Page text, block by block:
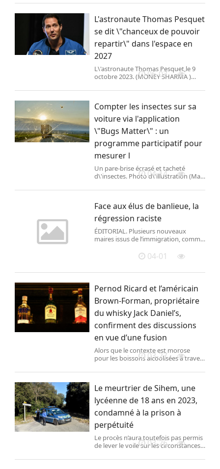
télécommandée,lors d\'un
Images Ukraine / Global Images
Ukraine /
L'astronaute Thomas Pesquet
se dit \"chanceux de pouvoir
repartir\" dans l'espace en
2027
L\'astronaute Thomas Pesquet,le 9
octobre 2023. (MONEY SHARMA )
dit,mercredi 3 juin sur
repartir\" dans l\'espace en 2027. La
mission
06-03
Compter les insectes sur sa
voiture via l'application
\"Bugs Matter\" : un
programme participatif pour
mesurer l
Un pare-brise écrasé et tacheté
d\'insectes. Photo d\'illustration (Matt
programme de science participative a
Muséum national d\'
04-14
Face aux élus de banlieue, la
régression raciste
ÉDITORIAL. Plusieurs nouveaux
maires issus de l’immigration, comme
sont la cible d’attaques xénophobes
de la part de l’extrême droite et de
certains médias, sans grande réaction
04-01
Pernod Ricard et l’américain
Brown-Forman, propriétaire
du whisky Jack Daniel’s,
confirment des discussions
en vue d’une fusion
Alors que le contexte est morose
pour les boissons alcoolisées à travers
‌spiritueux et le groupe américain
Jack Daniel’s ont confirmé, jeudi, tenir ​
des discussions en vue d’un possible
rapprochement.
03-27
Le meurtrier de Sihem, une
lycéenne de 18 ans en 2023,
condamné à la prison à
perpétuité
Le procès n’aura toutefois pas permis
de lever le voile sur les circonstances
Sihem. Son cadavre avait été retrouvé
03-26